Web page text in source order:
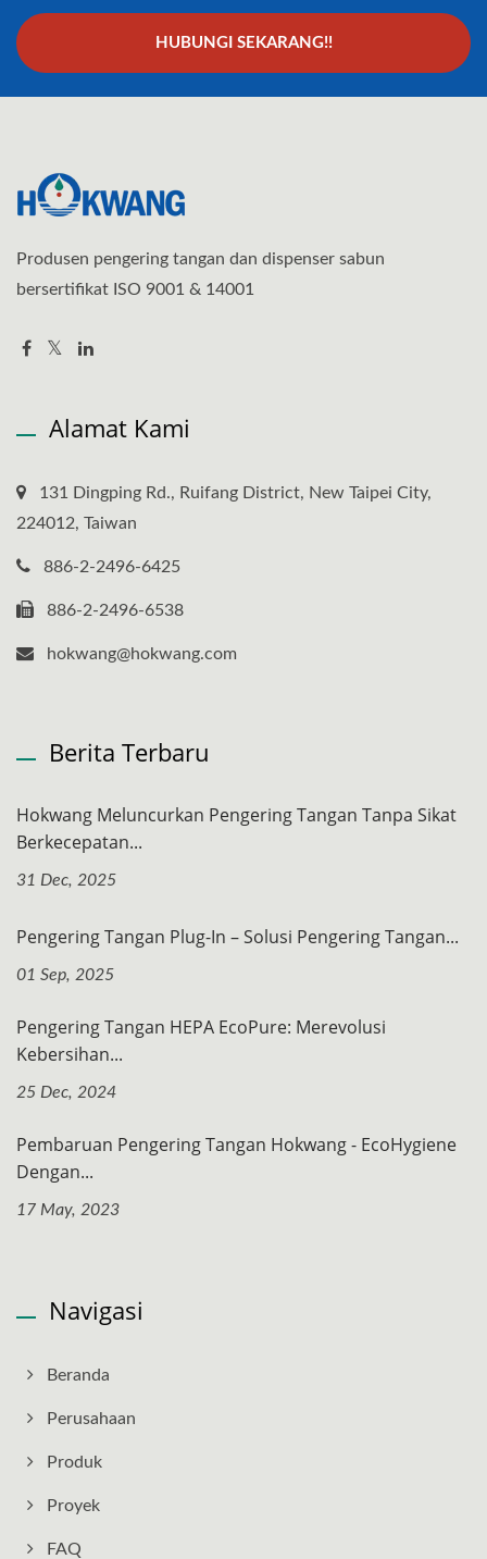
HUBUNGI SEKARANG!!
Produsen pengering tangan dan dispenser sabun
bersertifikat ISO 9001 & 14001
Alamat Kami
131 Dingping Rd., Ruifang District, New Taipei City,
224012, Taiwan
886-2-2496-6425
886-2-2496-6538
hokwang@hokwang.com
Berita Terbaru
Hokwang Meluncurkan Pengering Tangan Tanpa Sikat
Berkecepatan...
31 Dec, 2025
Pengering Tangan Plug-In – Solusi Pengering Tangan...
01 Sep, 2025
Pengering Tangan HEPA EcoPure: Merevolusi
Kebersihan...
25 Dec, 2024
Pembaruan Pengering Tangan Hokwang - EcoHygiene
Dengan...
17 May, 2023
Navigasi
Beranda
Perusahaan
Produk
Proyek
FAQ